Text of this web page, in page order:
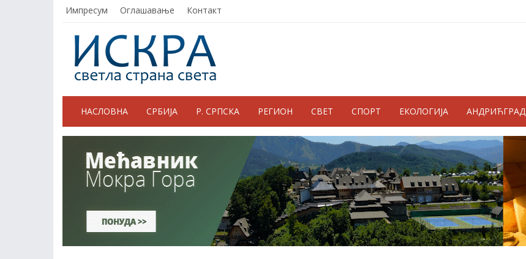
Импресум Оглашавање Контакт
НАСЛОВНА СРБИЈА Р. СРПСКА РЕГИОН СВЕТ СПОРТ ЕКОЛОГИЈА АНДРИЋГРАД